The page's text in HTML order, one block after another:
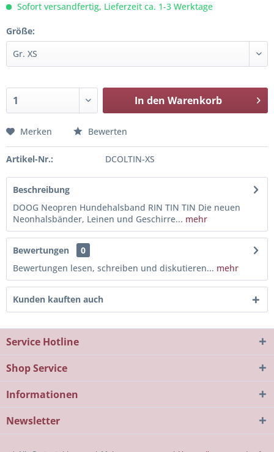
Sofort versandfertig, Lieferzeit ca. 1-3 Werktage
Größe:
In den Warenkorb
Merken Bewerten
Artikel-Nr.: DCOLTIN-XS
Beschreibung
DOOG Neopren Hundehalsband RIN TIN TIN Die neuen
Neonhalsbänder, Leinen und Geschirre... mehr
Bewertungen
0
Bewertungen lesen, schreiben und diskutieren... mehr
Kunden kauften auch
Service Hotline
Shop Service
Informationen
Newsletter